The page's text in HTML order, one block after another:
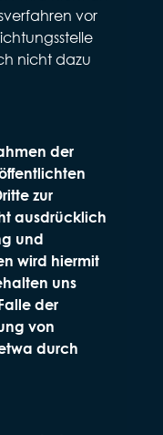
vor
nicht dazu
der
zur
ausdrücklich
und
wird hiermit
uns
der
von
durch